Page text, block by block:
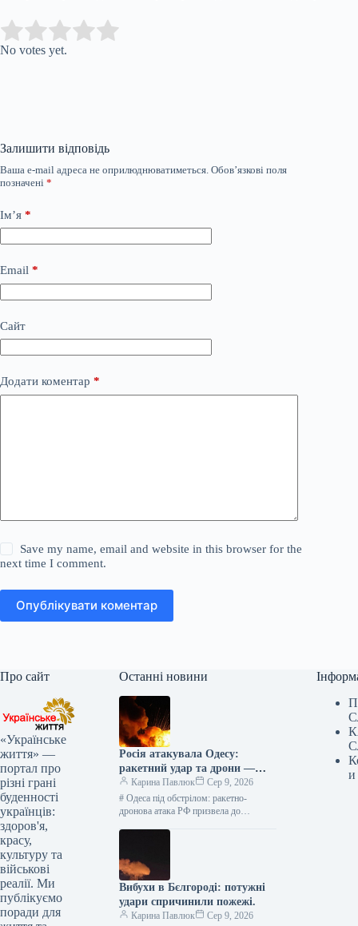
Rate this item:
No votes yet.
Залишити відповідь
Ваша e-mail адреса не оприлюднюватиметься. Обов’язкові поля
позначені *
Ім’я *
Email *
Сайт
Додати коментар *
Save my name, email and website in this browser for the
next time I comment.
Опублікувати коментар
Про сайт
«Українське
життя» —
портал про
різні грані
буденності
українців:
здоров'я,
красу,
культуру та
військові
реалії. Ми
публікуємо
поради для
Останні новини
Росія атакувала Одесу:
ракетний удар та дрони —
оперативні новини
Карина Павлюк
Сер 9, 2026
# Одеса під обстрілом: ракетно-
дронова атака РФ призвела до
Вибухи в Бєлгороді: потужні
удари спричинили пожежі.
Карина Павлюк Сер 9, 2026
и